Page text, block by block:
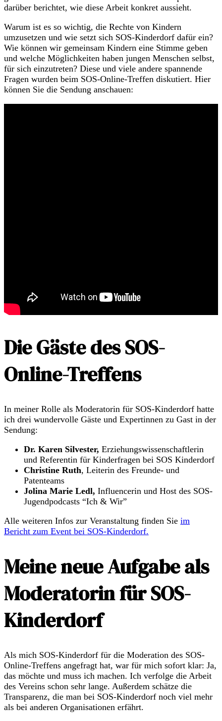
darüber berichtet, wie diese Arbeit konkret aussieht.
Warum ist es so wichtig, die Rechte von Kindern
umzusetzen und wie setzt sich SOS-Kinderdorf dafür ein?
Wie können wir gemeinsam Kindern eine Stimme geben
und welche Möglichkeiten haben jungen Menschen selbst,
für sich einzutreten? Diese und viele andere spannende
Fragen wurden beim SOS-Online-Treffen diskutiert. Hier
können Sie die Sendung anschauen:
Die Gäste des SOS-
Online-Treffens
In meiner Rolle als Moderatorin für SOS-Kinderdorf hatte
ich drei wundervolle Gäste und Expertinnen zu Gast in der
Sendung:
Dr. Karen Silvester, Erziehungswissenschaftlerin
und Referentin für Kinderfragen bei SOS Kinderdorf
Christine Ruth, Leiterin des Freunde- und
Patenteams
Jolina Marie Ledl, Influencerin und Host des SOS-
Jugendpodcasts “Ich & Wir”
Alle weiteren Infos zur Veranstaltung finden Sie im
Bericht zum Event bei SOS-Kinderdorf.
Meine neue Aufgabe als
Moderatorin für SOS-
Kinderdorf
Als mich SOS-Kinderdorf für die Moderation des SOS-
Online-Treffens angefragt hat, war für mich sofort klar: Ja,
das möchte und muss ich machen. Ich verfolge die Arbeit
des Vereins schon sehr lange. Außerdem schätze die
Transparenz, die man bei SOS-Kinderdorf noch viel mehr
als bei anderen Organisationen erfährt.